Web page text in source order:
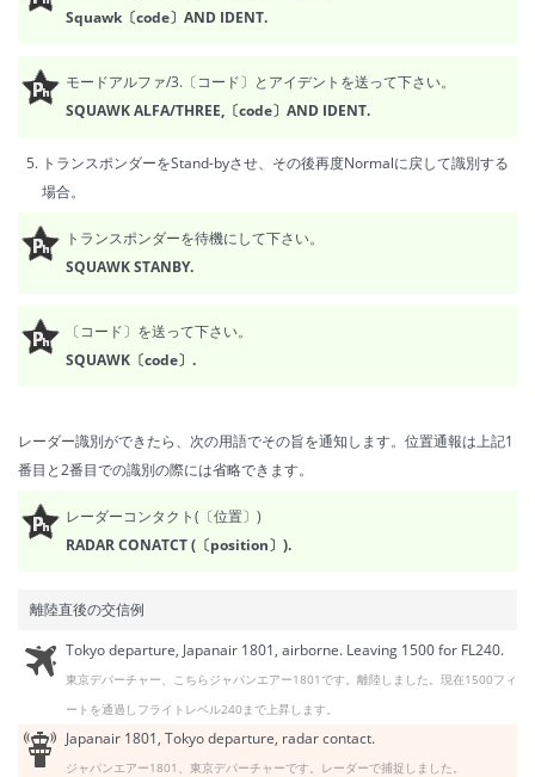
Squawk〔code〕AND IDENT.
モードアルファ/3.〔コード〕とアイデントを送って下さい。
SQUAWK ALFA/THREE,〔code〕AND IDENT.
トランスポンダーをStand-byさせ、その後再度Normalに戻して識別する
場合。
トランスポンダーを待機にして下さい。
SQUAWK STANBY.
〔コード〕を送って下さい。
SQUAWK〔code〕.
レーダー識別ができたら、次の用語でその旨を通知します。位置通報は上記1
番目と2番目での識別の際には省略できます。
レーダーコンタクト(〔位置〕)
RADAR CONATCT (〔position〕).
離陸直後の交信例
Tokyo departure, Japanair 1801, airborne. Leaving 1500 for FL240.
東京デパーチャー、こちらジャパンエアー1801です。離陸しました。現在1500フィ
ートを通過しフライトレベル240まで上昇します。
Japanair 1801, Tokyo departure, radar contact.
ジャパンエアー1801、東京デパーチャーです。レーダーで捕捉しました。